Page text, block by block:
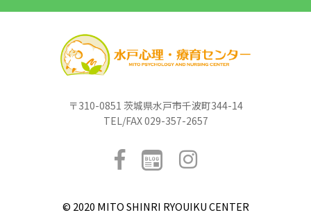
〒310-0851 茨城県水戸市千波町344-14
TEL/FAX 029-357-2657
© 2020 MITO SHINRI RYOUIKU CENTER